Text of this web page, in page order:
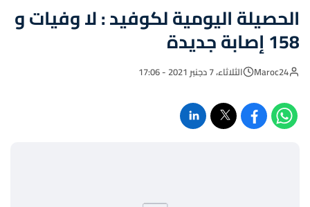
الحصيلة اليومية لكوفيد : لا وفيات و
158 إصابة جديدة
Maroc24 الثلاثاء، 7 دجنبر 2021 - 17:06